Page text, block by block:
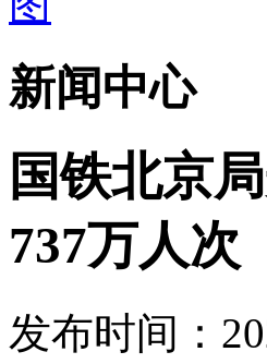
新闻中心
国铁北京
737万人次
发布时间：